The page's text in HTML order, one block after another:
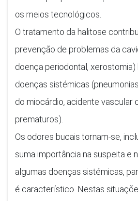
os meios tecnológicos.
O tratamento da halitose
prevenção de problemas da
doença periodontal,
doenças sistémicas
do miocárdio, acidente vascular
prematuros).
Os odores bucais tornam-se,
suma importância na suspeita e
algumas doenças sistémicas,
é característico. Nestas